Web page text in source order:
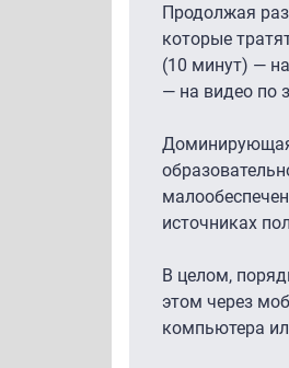
Продолжая
которые
(10 минут) —
— на видео по
Доминирующая
источниках
В целом,
этом через
компьютера